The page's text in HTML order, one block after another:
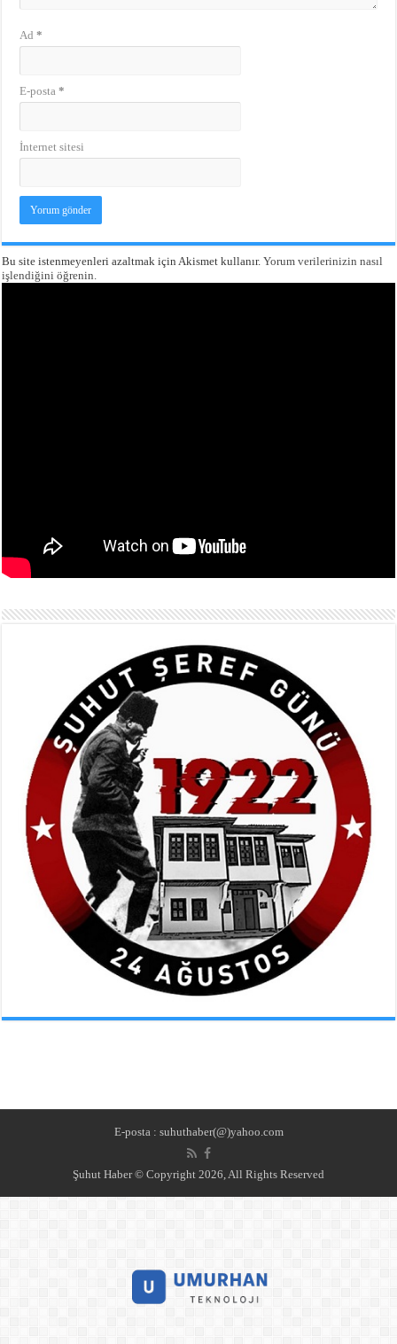
Ad*
E-posta*
İnternet sitesi
Bu site istenmeyenleri azaltmak için Akismet kullanır.Yorum verilerinizin nasıl
işlendiğini öğrenin.
E-posta : suhuthaber(@)yahoo.com
Şuhut Haber © Copyright 2026, All Rights Reserved